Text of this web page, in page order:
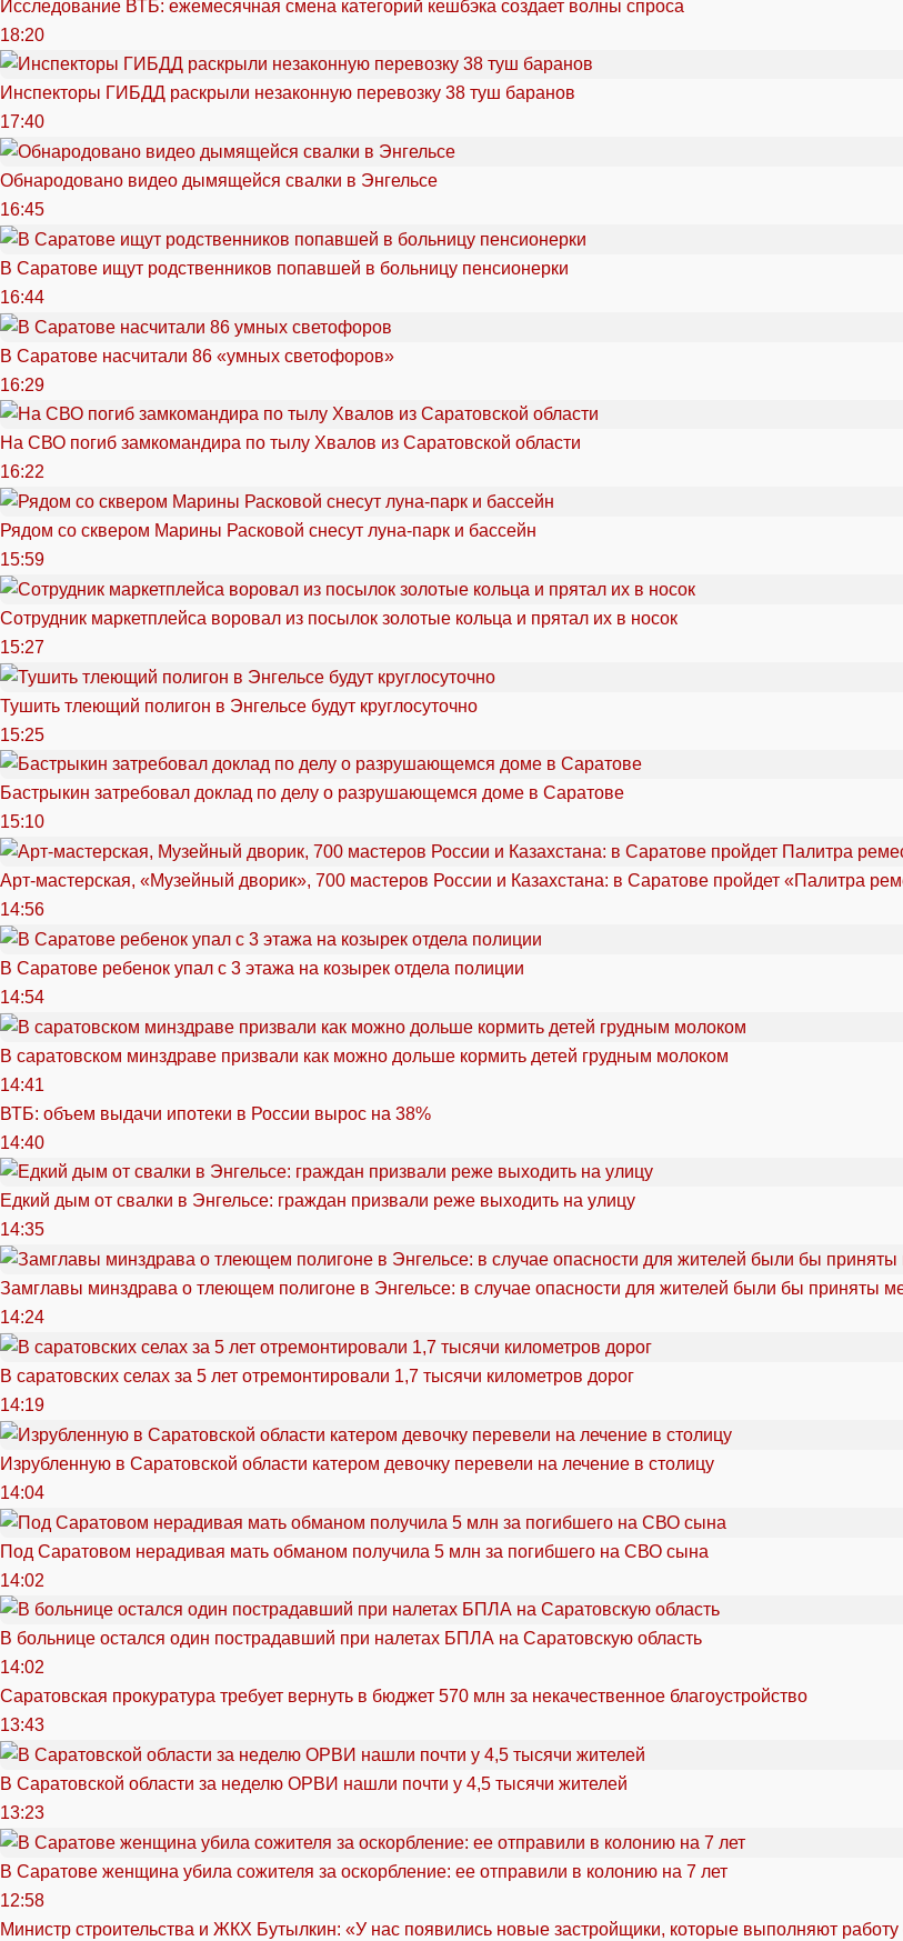
Исследование ВТБ: ежемесячная смена категорий кешбэка создает волны спроса
18:20
Инспекторы ГИБДД раскрыли незаконную перевозку 38 туш баранов
17:40
Обнародовано видео дымящейся свалки в Энгельсе
16:45
В Саратове ищут родственников попавшей в больницу пенсионерки
16:44
В Саратове насчитали 86 «умных светофоров»
16:29
На СВО погиб замкомандира по тылу Хвалов из Саратовской области
16:22
Рядом со сквером Марины Расковой снесут луна-парк и бассейн
15:59
Сотрудник маркетплейса воровал из посылок золотые кольца и прятал их в носок
15:27
Тушить тлеющий полигон в Энгельсе будут круглосуточно
15:25
Бастрыкин затребовал доклад по делу о разрушающемся доме в Саратове
15:10
Арт-мастерская, «Музейный дворик», 700 мастеров России и Казахстана: в Саратове пройдет «Палитра
14:56
В Саратове ребенок упал с 3 этажа на козырек отдела полиции
14:54
В саратовском минздраве призвали как можно дольше кормить детей грудным молоком
14:41
ВТБ: объем выдачи ипотеки в России вырос на 38%
14:40
Едкий дым от свалки в Энгельсе: граждан призвали реже выходить на улицу
14:35
Замглавы минздрава о тлеющем полигоне в Энгельсе: в случае опасности для жителей были бы приняты
14:24
В саратовских селах за 5 лет отремонтировали 1,7 тысячи километров дорог
14:19
Изрубленную в Саратовской области катером девочку перевели на лечение в столицу
14:04
Под Саратовом нерадивая мать обманом получила 5 млн за погибшего на СВО сына
14:02
В больнице остался один пострадавший при налетах БПЛА на Саратовскую область
14:02
Саратовская прокуратура требует вернуть в бюджет 570 млн за некачественное благоустройство
13:43
В Саратовской области за неделю ОРВИ нашли почти у 4,5 тысячи жителей
13:23
В Саратове женщина убила сожителя за оскорбление: ее отправили в колонию на 7 лет
12:58
Министр строительства и ЖКХ Бутылкин: «У нас появились новые застройщики, которые выполняют